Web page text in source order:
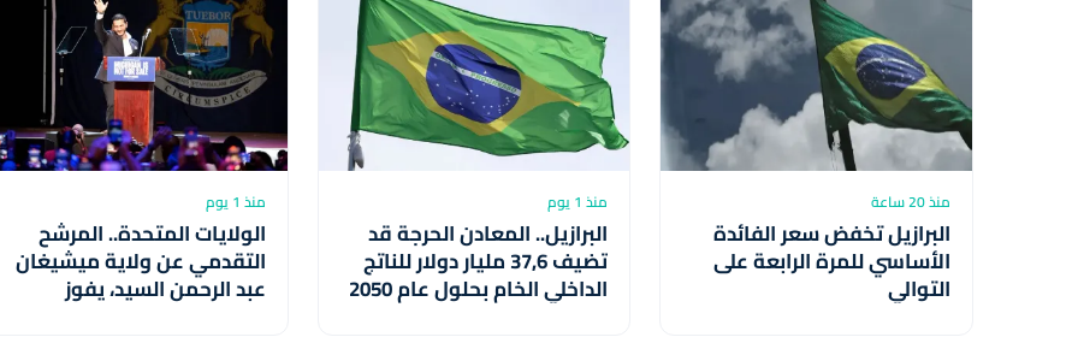
منذ 20 ساعة
البرازيل تخفض سعر الفائدة
الأساسي للمرة الرابعة على
التوالي
منذ 1 يوم
البرازيل.. المعادن الحرجة قد
تضيف 37,6 مليار دولار للناتج
الداخلي الخام بحلول عام 2050
(دراسة)
منذ 1 يوم
الولايات المتحدة.. المرشح
التقدمي عن ولاية ميشيغان
عبد الرحمن السيد، يفوز